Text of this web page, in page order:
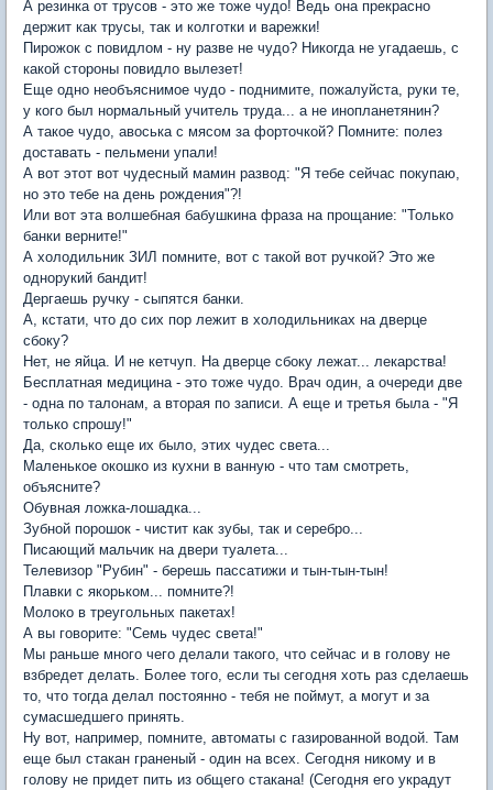
А резинка от трусов - это же тоже чудо! Ведь она прекрасно
держит как трусы, так и колготки и варежки!
Пирожок с повидлом - ну разве не чудо? Никогда не угадаешь, с
какой стороны повидло вылезет!
Еще одно необъяснимое чудо - поднимите, пожалуйста, руки те,
у кого был нормальный учитель труда... а не инопланетянин?
А такое чудо, авоська с мясом за форточкой? Помните: полез
доставать - пельмени упали!
А вот этот вот чудесный мамин развод: "Я тебе сейчас покупаю,
но это тебе на день рождения"?!
Или вот эта волшебная бабушкина фраза на прощание: "Только
банки верните!"
А холодильник ЗИЛ помните, вот с такой вот ручкой? Это же
однорукий бандит!
Дергаешь ручку - сыпятся банки.
А, кстати, что до сих пор лежит в холодильниках на дверце
сбоку?
Нет, не яйца. И не кетчуп. На дверце сбоку лежат... лекарства!
Бесплатная медицина - это тоже чудо. Врач один, а очереди две
- одна по талонам, а вторая по записи. А еще и третья была - "Я
только спрошу!"
Да, сколько еще их было, этих чудес света...
Маленькое окошко из кухни в ванную - что там смотреть,
объясните?
Обувная ложка-лошадка...
Зубной порошок - чистит как зубы, так и серебро...
Писающий мальчик на двери туалета...
Телевизор "Рубин" - берешь пассатижи и тын-тын-тын!
Плавки с якорьком... помните?!
Молоко в треугольных пакетах!
А вы говорите: "Семь чудес света!"
Мы раньше много чего делали такого, что сейчас и в голову не
взбредет делать. Более того, если ты сегодня хоть раз сделаешь
то, что тогда делал постоянно - тебя не поймут, а могут и за
сумасшедшего принять.
Ну вот, например, помните, автоматы с газированной водой. Там
еще был стакан граненый - один на всех. Сегодня никому и в
голову не придет пить из общего стакана! (Сегодня его украдут